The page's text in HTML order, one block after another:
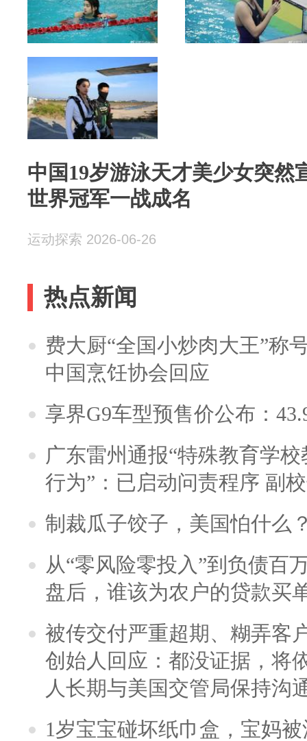
中国19岁游泳天才美少女突然
世界冠军一战成名
运动探索 2026-06-26
热点新闻
费大厨“全国小炒肉大王”称
中国烹饪协会回应
享界G9车型预售价公布：
广东雷州通报“特殊教育学
行为”：已启动问责程序 副
制裁瓜子饺子，美国怕什么
从“零风险零投入”到负债百
盘后，谁该为农户的贷款买
被传交付严重超期、糊弄客
创始人回应：都没证据，将
人长期与美国交管局保持沟
1岁宝宝碰坏纸巾盒，宝妈